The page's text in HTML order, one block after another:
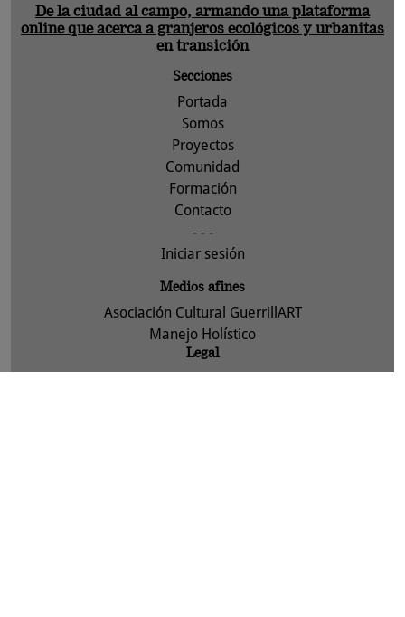
De la ciudad al campo, armando una plataforma
online que acerca a granjeros ecológicos y urbanitas
en transición
Secciones
Portada
Somos
Proyectos
Comunidad
Formación
Contacto
- - -
Iniciar sesión
Medios afines
Asociación Cultural GuerrillART
Manejo Holístico
Legal